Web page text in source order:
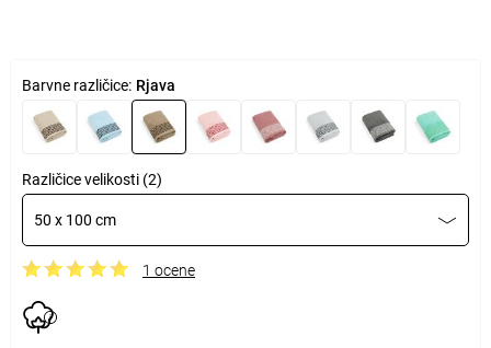
Barvne različice: Rjava
Različice velikosti (2)
50 x 100 cm
1 ocene